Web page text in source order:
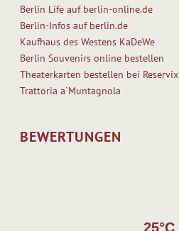
Berlin Life auf berlin-online.de
Berlin-Infos auf berlin.de
Kaufhaus des Westens KaDeWe
Berlin Souvenirs online bestellen
Theaterkarten bestellen bei Reservix
Trattoria a`Muntagnola
BEWERTUNGEN
25°C